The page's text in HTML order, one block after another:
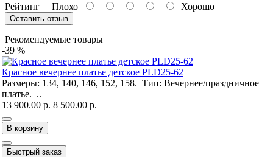
Рейтинг Плохо Хорошо
Оставить отзыв
Рекомендуемые товары
-39 %
Красное вечернее платье детское PLD25-62
Размеры: 134, 140, 146, 152, 158. Тип: Вечернее/праздничное
платье. ..
13 900.00 р. 8 500.00 р.
В корзину
Быстрый заказ